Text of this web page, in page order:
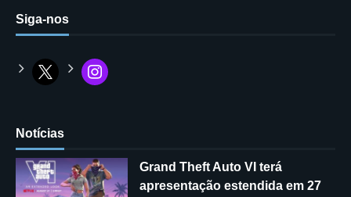
Siga-nos
Notícias
Grand Theft Auto VI terá
apresentação estendida em 27